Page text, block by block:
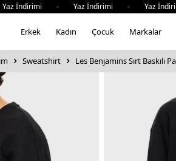
- Yaz İndirimi - Yaz
Erkek Kadın Çocuk Markalar
Sweatshirt Les Benjamins Sırt Baskılı